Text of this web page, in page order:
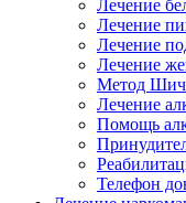
Лечение
Лечение
Лечение
Лечение
Метод
Лечение
Помощь
Телефон